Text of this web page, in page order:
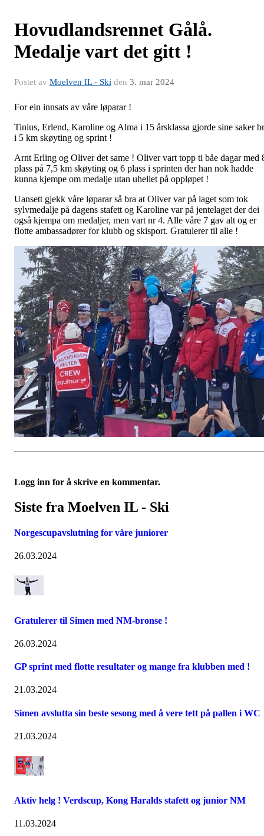
Hovudlandsrennet Gålå.
Medalje vart det gitt !
Postet av Moelven IL - Ski den 3. mar 2024
For ein innsats av våre løparar !
Tinius, Erlend, Karoline og Alma i 15 årsklassa gjorde sine saker
i 5 km skøyting og sprint !
Arnt Erling og Oliver det same ! Oliver vart topp ti båe dagar med
plass på 7,5 km skøyting og 6 plass i sprinten der han nok hadde
kunna kjempe om medalje utan uhellet på oppløpet !
Uansett gjekk våre løparar så bra at Oliver var på laget som tok
sylvmedalje på dagens stafett og Karoline var på jentelaget der dei
også kjempa om medaljer, men vart nr 4. Alle våre 7 gav alt og er
flotte ambassadører for klubb og skisport. Gratulerer til alle !
Logg inn for å skrive en kommentar.
Siste fra Moelven IL - Ski
Norgescupavslutning for våre juniorer
26.03.2024
Gratulerer til Simen med NM-bronse !
26.03.2024
GP sprint med flotte resultater og mange fra klubben med !
21.03.2024
Simen avslutta sin beste sesong med å vere tett på pallen i WC
21.03.2024
Aktiv helg ! Verdscup, Kong Haralds stafett og junior NM
11.03.2024